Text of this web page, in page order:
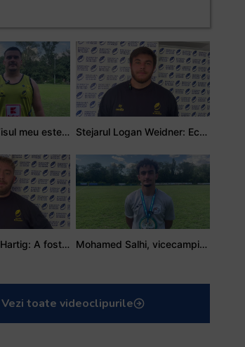
Adrian Țală: Visul meu este să debutez pentru România Stejarul Logan Weidner: Echipa a muncit mult, iar asta se va vedea în meciurile de la Nations Cup
Stejarul Iulian Hartig: A fost un turneu care a unit mai mult echipa Mohamed Salhi, vicecampion național juniori I: Rugby-ul te învață să accepți și înfrângerile
Vezi toate videoclipurile